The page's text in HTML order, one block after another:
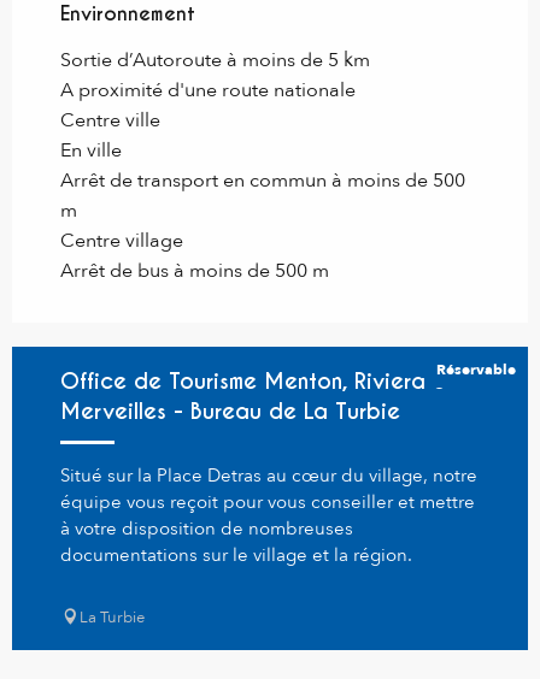
Environnement
Environnement
Sortie d’Autoroute à moins de 5 km
A proximité d'une route nationale
Centre ville
En ville
Arrêt de transport en commun à moins de 500
m
Centre village
Arrêt de bus à moins de 500 m
Office de Tourisme Menton, Riviera &
Merveilles - Bureau de La Turbie
Situé sur la Place Detras au cœur du village, notre
équipe vous reçoit pour vous conseiller et mettre
à votre disposition de nombreuses
documentations sur le village et la région.
La Turbie
Réservable